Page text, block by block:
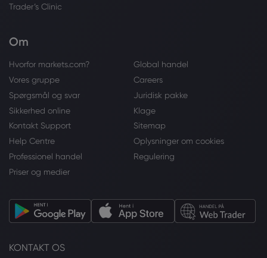
Trader’s Clinic
Om
Hvorfor markets.com?
Global handel
Vores gruppe
Careers
Spørgsmål og svar
Juridisk pakke
Sikkerhed online
Klage
Kontakt Support
Sitemap
Help Centre
Oplysninger om cookies
Professionel handel
Regulering
Priser og medier
KONTAKT OS